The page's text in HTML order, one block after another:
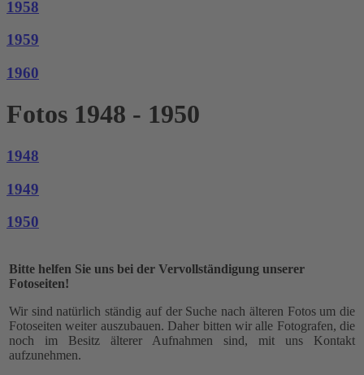
1958
1959
1960
Fotos 1948 - 1950
1948
1949
1950
Bitte helfen Sie uns bei der Vervollständigung unserer
Fotoseiten!
Wir sind natürlich ständig auf der Suche nach älteren Fotos um die
Fotoseiten weiter auszubauen. Daher bitten wir alle Fotografen, die
noch im Besitz älterer Aufnahmen sind, mit uns Kontakt
aufzunehmen.